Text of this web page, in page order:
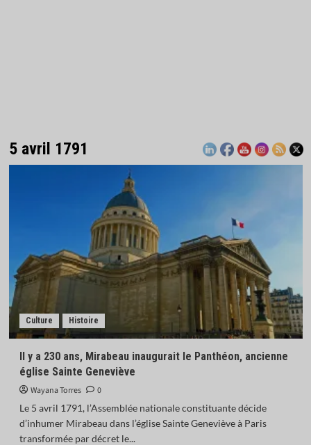
5 avril 1791
Culture Histoire
Il y a 230 ans, Mirabeau inaugurait le Panthéon, ancienne
église Sainte Geneviève
Wayana Torres
0
Le 5 avril 1791, l’Assemblée nationale constituante décide
d’inhumer Mirabeau dans l’église Sainte Geneviève à Paris
transformée par décret le...